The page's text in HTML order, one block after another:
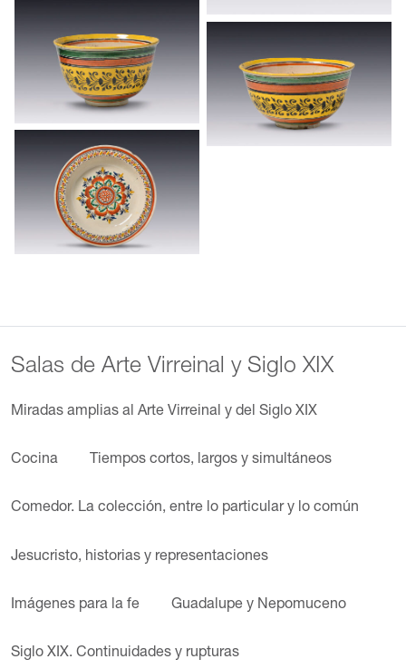
Salas de Arte Virreinal y Siglo XIX
Miradas amplias al Arte Virreinal y del Siglo XIX
Cocina Tiempos cortos, largos y simultáneos
Comedor. La colección, entre lo particular y lo común
Jesucristo, historias y representaciones
Imágenes para la fe Guadalupe y Nepomuceno
Siglo XIX. Continuidades y rupturas